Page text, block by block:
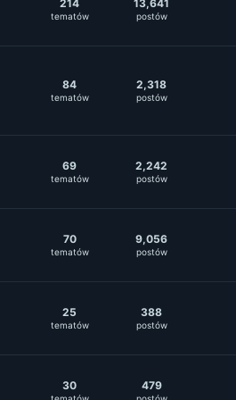
214
tematów
13,641
postów
84
tematów
2,318
postów
69
tematów
2,242
postów
70
tematów
9,056
postów
25
tematów
388
postów
30 479